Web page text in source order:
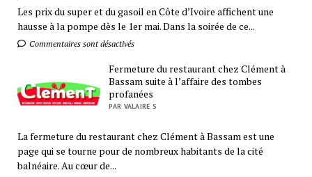
Les prix du super et du gasoil en Côte d’Ivoire affichent une
hausse à la pompe dès le 1er mai. Dans la soirée de ce...
Commentaires sont désactivés
Fermeture du restaurant chez Clément à
Bassam suite à l’affaire des tombes
profanées
PAR VALAIRE S
La fermeture du restaurant chez Clément à Bassam est une
page qui se tourne pour de nombreux habitants de la cité
balnéaire. Au cœur de...